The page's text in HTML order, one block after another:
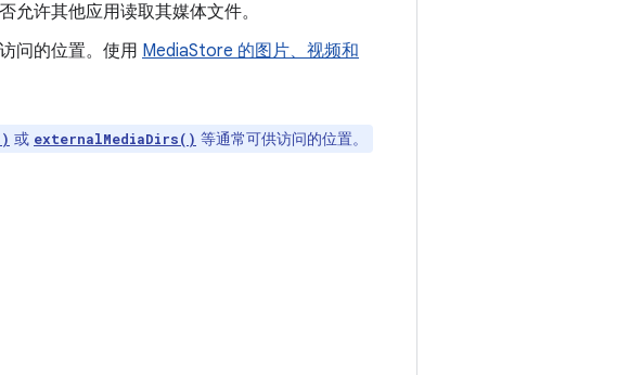
允许其他应用读取其媒体文件。
问的位置。使用 MediaStore 的图片、视频和
或 externalMediaDirs() 等通常可供访问的位置。